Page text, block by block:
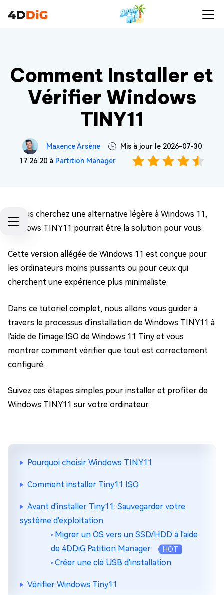
Comment Installer et
Vérifier Windows
TINY11
Maxence Arsène
Mis à jour le 2026-07-30
17:26:20 à Partition Manager
Si vous cherchez une alternative légère à Windows 11,
Windows TINY11 pourrait être la solution pour vous.
Cette version allégée de Windows 11 est conçue pour
les ordinateurs moins puissants ou pour ceux qui
cherchent une expérience plus minimaliste.
Dans ce tutoriel complet, nous allons vous guider à
travers le processus d'installation de Windows TINY11 à
l'aide de l'image ISO de Windows 11 Tiny et vous
montrer comment vérifier que tout est correctement
configuré.
Suivez ces étapes simples pour installer et profiter de
Windows TINY11 sur votre ordinateur.
Pourquoi choisir Windows TINY11
Comment installer Tiny11 ISO
Avant d'installer Tiny11: Sauvegarder votre
système d'exploitation
Migrer un OS vers un SSD/HDD à l'aide
de 4DDiG Patition Manager
HOT
Créer une clé USB d'installation
Vérifier Windows Tiny11